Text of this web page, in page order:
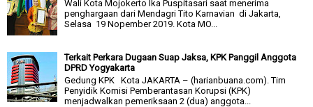
Wali Kota Mojokerto Ika Puspitasari saat menerima
penghargaan dari Mendagri Tito Karnavian di Jakarta,
Selasa 19 Nopember 2019. Kota MO...
Terkait Perkara Dugaan Suap Jaksa, KPK Panggil Anggota
DPRD Yogyakarta
Gedung KPK Kota JAKARTA – (harianbuana.com). Tim
Penyidik Komisi Pemberantasan Korupsi (KPK)
menjadwalkan pemeriksaan 2 (dua) anggota...